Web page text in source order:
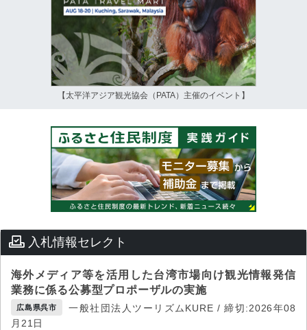
【太平洋アジア観光協会（PATA）主催のイベント】
入札情報セレクト
海外メディア等を活用した台湾市場向け観光情報発信
業務に係る公募型プロポーザルの実施
広島県呉市
一般社団法人ツーリズムKURE / 締切:2026年08
月21日